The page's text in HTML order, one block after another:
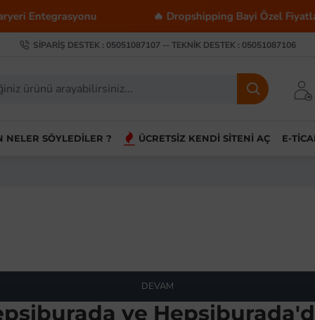
Entegrasyonu 🔥 Dropshipping Bayi Özel Fiyatları
SIPARIŞ DESTEK : 05051087107 -- TEKNIK DESTEK : 05051087106
NELER SÖYLEDILER ? ÜCRETSIZ KENDI SITENI AÇ E-
DEVAM
ve